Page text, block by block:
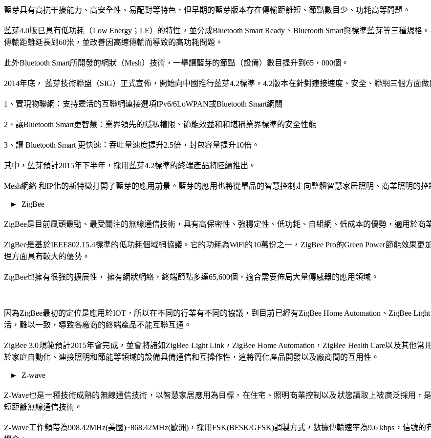
藍芽具有高抗干擾能力、高安全性、易配對等特色，但早期的藍芽版本存在傳輸距離短、節點數目少、功耗高等問題。
藍芽4.0版已具有低功耗（Low Energy；LE）的特性，並分成Bluetooth Smart Ready、Bluetooth Smart與標準藍芽等三種規格
傳輸距離延長到60米，並改善因高速傳輸而導致的高功耗問題。
此外Bluetooth Smart所開發的網狀（Mesh）技術，一舉讓藍芽的節點（設備）數目提升到65，000個。
2014年底， 藍芽技術聯盟（SIG）正式宣佈，開始向中國推行藍芽4.2標準。4.2版本在針對連接速度、安全、聯網三個方面做
1、實現物聯網：支持靈活的互聯網連接選項IPv6/6LoWPAN或Bluetooth Smart網關
2、讓Bluetooth Smart更智慧：業界領先的隱私權限、節能效益和和堪稱業界標準的安全性能
3、讓 Bluetooth Smart 更快速：吞吐量速度提升2.5倍，封包容量提升10倍。
其中，藍芽預計2015年下半年，採用藍芽4.2標準的終端產品將陸續推出。
Mesh網絡 和IP化的新特徵打開了藍芽的應用前景。藍芽的應用也將從單品的智慧控制走向整體智慧家居照明、商業照明的
► ZigBee
ZigBee是目前風頭最勁、最受關注的無線通信技術，具有高保密性、強穩定性、低功耗、自組網、低成本的優勢，適用於商
ZigBee是基於IEEE802.15.4標準的低功耗個域網協議。它的功耗為WiFi的10萬份之一，ZigBee Pro的Green Power節能效果
理方面具有較大的優勢。
ZigBee也擁有很強的擴展性， 擁有網狀網絡，終端節點多達65,600個，適合需要佈局大量傳感器的應用領域。
因為ZigBee最初的定位是應用於IOT，所以在不同的行業有不同的協議，到目前已經有ZigBee Home Automation、ZigBee
活，難以一致，導致各廠商的終端產品不能互聯互通。
ZigBee 3.0規範預計2015年會完成，並會將諸如ZigBee Light Link，ZigBee Home Automation，ZigBee Health Care以及其他
於家庭自動化、連接照明和節能等領域的設備具備通信和互操作性，這將簡化產品開發以及廠商間的互用性。
► Z-wave
Z-Wave也是一種技術成熟的無線通信技術，以智慧家居應用為目標，在住宅、照明商業控制以及狀態讀取上被廣泛採用
短距離無線通信技術。
Z-Wave工作頻帶為908.42MHz(美國)~868.42MHz(歐洲)，採用FSK(BFSK/GFSK)調製方式，數據傳輸速率為9.6 kbps，信號